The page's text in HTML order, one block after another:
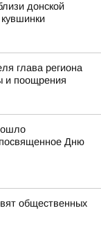
донской
глава региона
и поощрения
Дню
общественных